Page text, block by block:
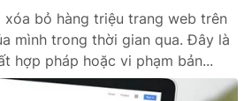
xóa bỏ hàng triệu trang web trên
mình trong thời gian qua. Đây là
hợp pháp hoặc vi phạm bản...